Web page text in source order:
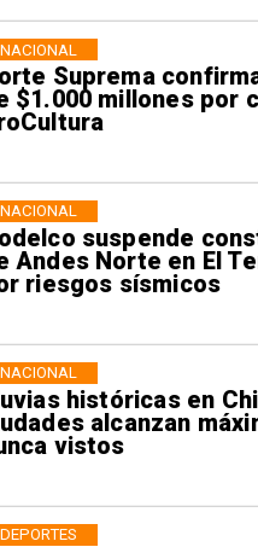
Suprema
$1.000 millones por
NACIONAL
suspende
Andes Norte en El
riesgos sísmicos
NACIONAL
históricas en
alcanzan
vistos
NACIONAL
DEPORTES